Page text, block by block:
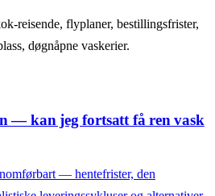
reisende, flyplaner, bestillingsfrister,
døgnåpne vaskerier.
— kan jeg fortsatt få ren vask
— hentefrister, den